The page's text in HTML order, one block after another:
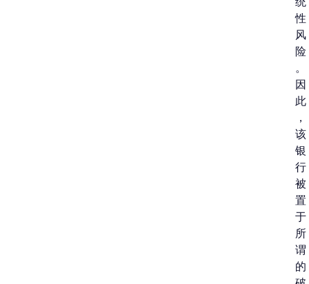
性
风
险
。
因
此
，
该
银
行
被
置
于
所
谓
的